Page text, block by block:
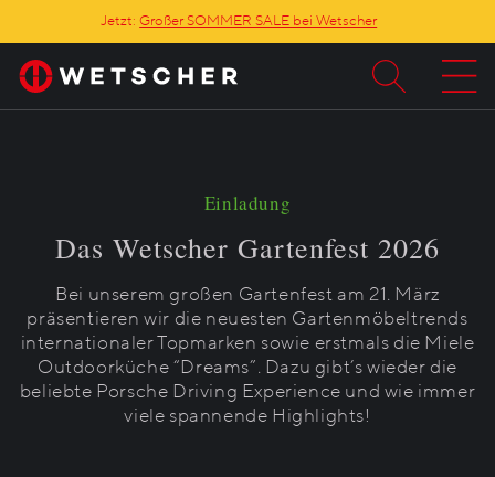
Jetzt:Großer SOMMER SALE bei Wetscher
Einladung
Das Wetscher Gartenfest 2026
Bei unserem großen Gartenfest am 21. März
präsentieren wir die neuesten Gartenmöbeltrends
internationaler Topmarken sowie erstmals die Miele
Outdoorküche “Dreams”. Dazu gibt’s wieder die
beliebte Porsche Driving Experience und wie immer
viele spannende Highlights!